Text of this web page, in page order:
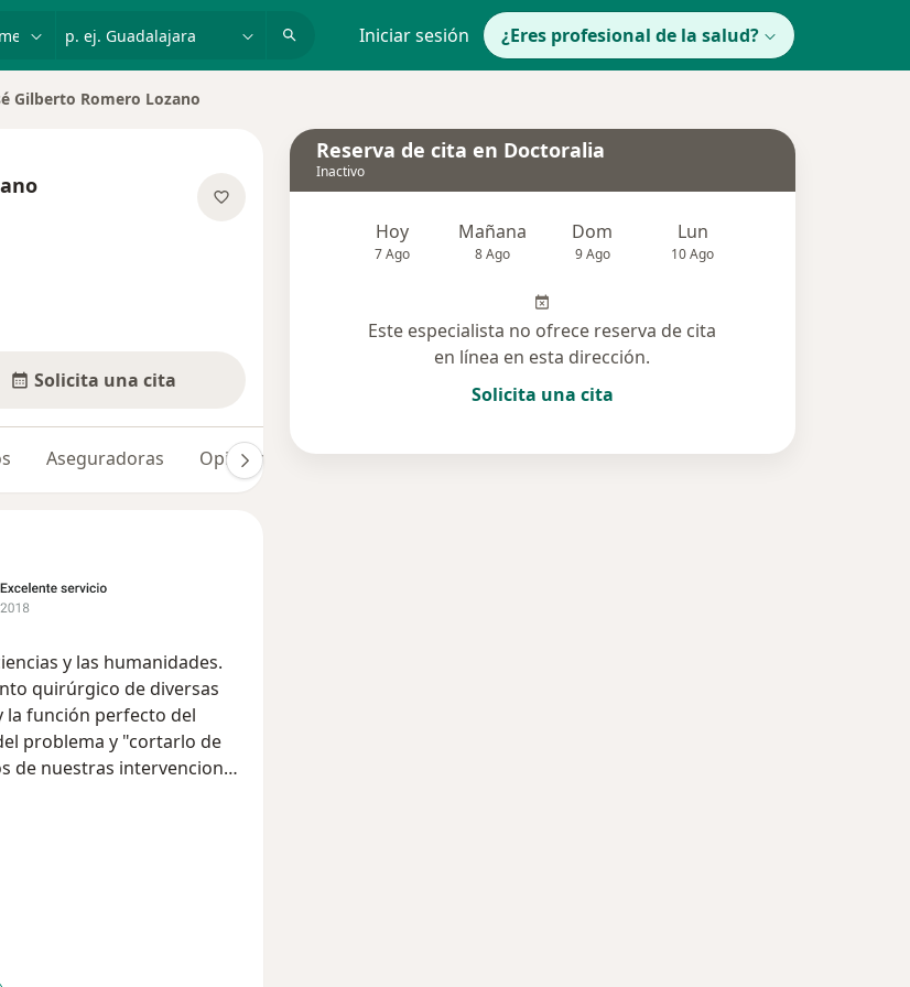
Iniciar sesión ¿Eres profesional de la salud?
de ciudad
Gilberto Romero Lozano
Solicita una cita
Aseguradoras Opiniones (85) Dudas solucionadas (46)
y las humanidades.
quirúrgico de diversas
la función perfecto del
problema y "cortarlo de
de nuestras intervenciones
pacientes.
de la obesidad, me llamó
como cirujano por
lo es el sobrepeso. Me
un impacto tan profundo
tartar a pacientes con un
a lo largo de mi vida por
Reserva de cita en Doctoralia
Inactivo
Hoy
7 Ago
Mañana
8 Ago
Dom
9 Ago
Lun
10 Ago
Este especialista no ofrece reserva de cita
en línea en esta dirección.
Solicita una cita